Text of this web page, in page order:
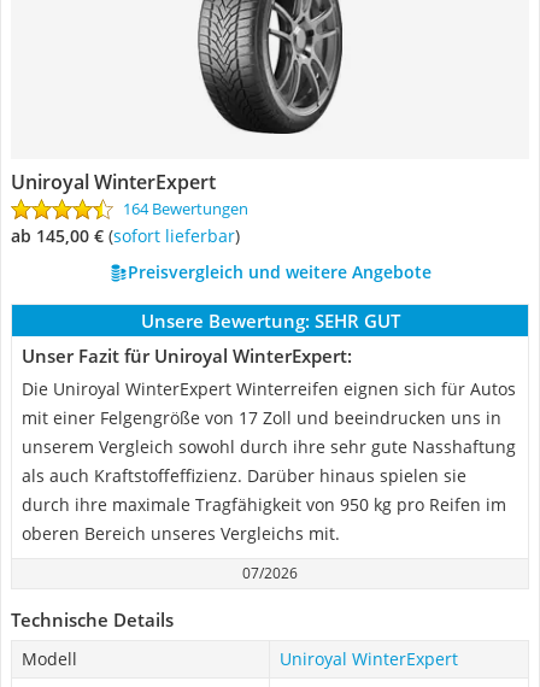
Uniroyal WinterExpert
164 Bewertungen
ab 145,00 € ( Sofort lieferbar)
Preisvergleich und weitere Angebote
Unsere Bewertung: SEHR GUT
Unser Fazit für Uniroyal WinterExpert:
Die Uniroyal WinterExpert Winterreifen eignen sich für Autos
mit einer Felgengröße von 17 Zoll und beeindrucken uns in
unserem Vergleich sowohl durch ihre sehr gute Nasshaftung
als auch Kraftstoffeffizienz. Darüber hinaus spielen sie
durch ihre maximale Tragfähigkeit von 950 kg pro Reifen im
oberen Bereich unseres Vergleichs mit.
07/2026
Technische Details
Modell
Uniroyal WinterExpert